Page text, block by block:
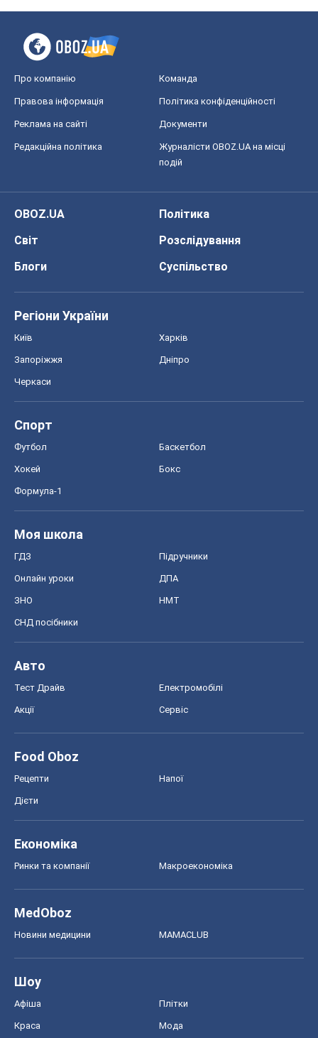
Про компанію Команда
Правова інформація Політика конфіденційності
Реклама на сайті Документи
Редакційна політика
Журналісти OBOZ.UA на місці
подій
OBOZ.UA
Політика
Світ
Розслідування
Блоги
Суспільство
Регіони України
Київ Харків
Запоріжжя Дніпро
Черкаси
Спорт
Футбол Баскетбол
Хокей Бокс
Формула-1
Моя школа
ГДЗ Підручники
Онлайн уроки ДПА
ЗНО НМТ
СНД посібники
Авто
Тест Драйв Електромобілі
Акції Сервіс
Food Oboz
Рецепти Напої
Дієти
Економіка
Ринки та компанії Макроекономіка
MedOboz
Новини медицини MAMACLUB
Шоу
Афіша Плітки
Краса Мода